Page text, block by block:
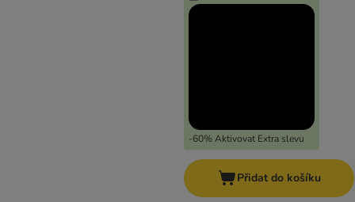
-60% Aktivovat Extra slevu
Přidat do košíku